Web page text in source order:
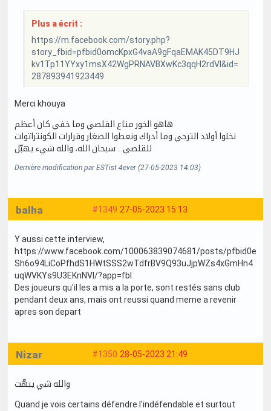
Plus a écrit :
https://m.facebook.com/story.php?
story_fbid=pfbid0omcKpxG4vaA9gFqaEMAK45DT9HJ
kv1Tp11YYxy1msX42WgPRNAVBXwKc3qqH2rdVl&id=
287893941923449
Merci khouya
هاهو الخور متاع القلصي وما خفي كان أعظم
نخلوا أولاد الترجي وما أدراك ونعطوا الصغار وقرارات الكونتراتوات
للقلصي… سبحان الله، والله شيء يهبّل
Dernière modification par ESTist 4ever (27-05-2023 14:03)
#1349 27-05-2023 15:13
balha
Y aussi cette interview,
https://www.facebook.com/100063839074681/posts/pfbid0e
Sh6o94LiCoPfhdS1HWtSSS2wTdfrBV9Q93uJjpWZs4xGmHn4
uqWVKYs9U3EKnNVl/?app=fbl
Des joueurs qu'il les a mis a la porte, sont restés sans club
pendant deux ans, mais ont reussi quand meme a revenir
apres son depart
#1350 28-05-2023 21:49
Nizar
والله شي يبهّت
Quand je vois certains défendre l'indéfendable et surtout